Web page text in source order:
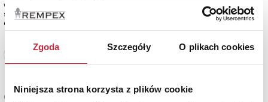
Zgoda Szczegóły O plikach cookies
Niniejsza strona korzysta z plików cookie
węgiel, papier jasnoszary; 21 x 29,5 cm (w świetle oprawy);
sygn. l. d.: WW (ołówkiem)
estymacja: 3 300 - 4 000 zł
Cena sprzedaży